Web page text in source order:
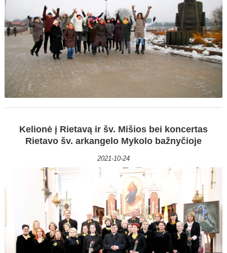
Kelionė į Rietavą ir šv. Mišios bei koncertas
Rietavo šv. arkangelo Mykolo bažnyčioje
2021-10-24